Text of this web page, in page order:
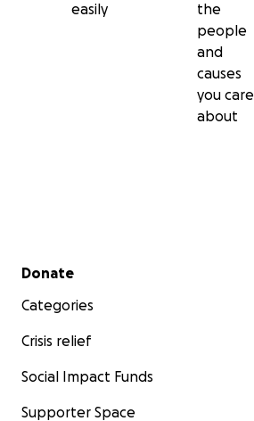
easily
the
people
and
causes
you care
about
Secondary menu
Donate
Categories
Crisis relief
Social Impact Funds
Supporter Space